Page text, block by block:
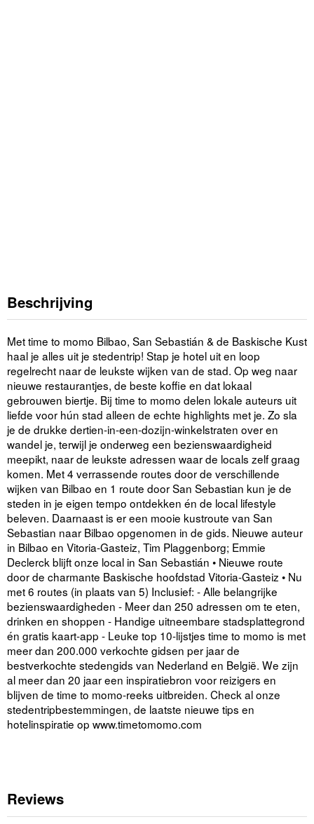
Beschrijving
Met time to momo Bilbao, San Sebastián & de Baskische Kust
haal je alles uit je stedentrip! Stap je hotel uit en loop
regelrecht naar de leukste wijken van de stad. Op weg naar
nieuwe restaurantjes, de beste koffie en dat lokaal
gebrouwen biertje. Bij time to momo delen lokale auteurs uit
liefde voor hún stad alleen de echte highlights met je. Zo sla
je de drukke dertien-in-een-dozijn-winkelstraten over en
wandel je, terwijl je onderweg een bezienswaardigheid
meepikt, naar de leukste adressen waar de locals zelf graag
komen. Met 4 verrassende routes door de verschillende
wijken van Bilbao en 1 route door San Sebastian kun je de
steden in je eigen tempo ontdekken én de local lifestyle
beleven. Daarnaast is er een mooie kustroute van San
Sebastian naar Bilbao opgenomen in de gids. Nieuwe auteur
in Bilbao en Vitoria-Gasteiz, Tim Plaggenborg; Emmie
Declerck blijft onze local in San Sebastián • Nieuwe route
door de charmante Baskische hoofdstad Vitoria-Gasteiz • Nu
met 6 routes (in plaats van 5) Inclusief: - Alle belangrijke
bezienswaardigheden - Meer dan 250 adressen om te eten,
drinken en shoppen - Handige uitneembare stadsplattegrond
én gratis kaart-app - Leuke top 10-lijstjes time to momo is met
meer dan 200.000 verkochte gidsen per jaar de
bestverkochte stedengids van Nederland en België. We zijn
al meer dan 20 jaar een inspiratiebron voor reizigers en
blijven de time to momo-reeks uitbreiden. Check al onze
stedentripbestemmingen, de laatste nieuwe tips en
hotelinspiratie op www.timetomomo.com
Reviews